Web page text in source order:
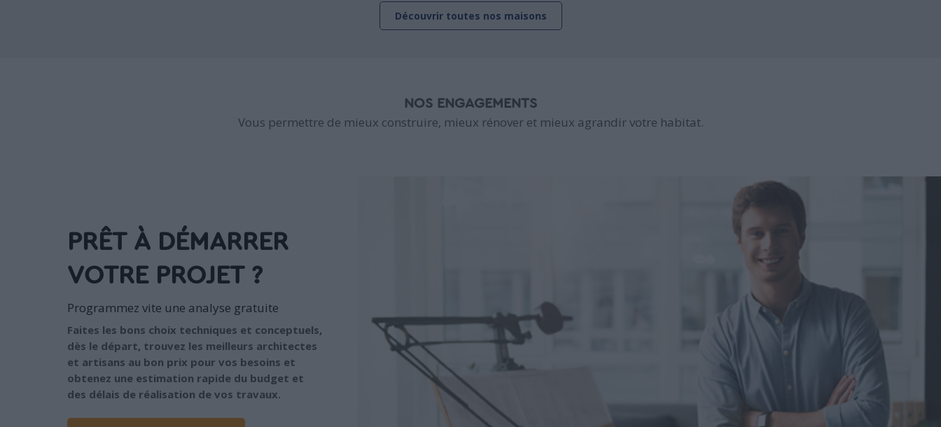
Découvrir toutes nos maisons
NOS ENGAGEMENTS
Vous permettre de mieux construire, mieux rénover et mieux agrandir votre habitat.
PRÊT À DÉMARRER
VOTRE PROJET ?
Programmez vite une analyse gratuite
Faites les bons choix techniques et conceptuels,
dès le départ, trouvez les meilleurs architectes
et artisans au bon prix pour vos besoins et
obtenez une estimation rapide du budget et
des délais de réalisation de vos travaux.